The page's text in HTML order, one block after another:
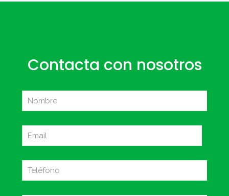
Contacta con nosotros